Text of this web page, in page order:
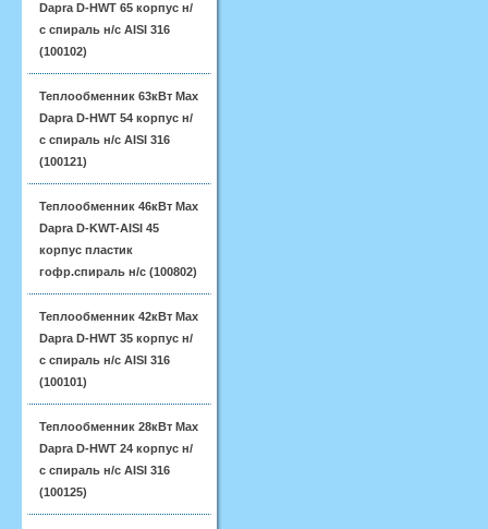
Dapra D-HWT 65 корпус н/
с спираль н/с AISI 316
(100102)
Теплообменник 63кВт Max
Dapra D-HWT 54 корпус н/
с спираль н/с AISI 316
(100121)
Теплообменник 46кВт Max
Dapra D-KWT-AISI 45
корпус пластик
гофр.спираль н/с (100802)
Теплообменник 42кВт Max
Dapra D-HWT 35 корпус н/
с спираль н/с AISI 316
(100101)
Теплообменник 28кВт Max
Dapra D-HWT 24 корпус н/
с спираль н/с AISI 316
(100125)